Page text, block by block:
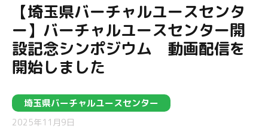
【埼玉県バーチャルユースセンタ
ー】バーチャルユースセンター開
設記念シンポジウム 動画配信を
開始しました
埼玉県バーチャルユースセンター
2025年11月9日